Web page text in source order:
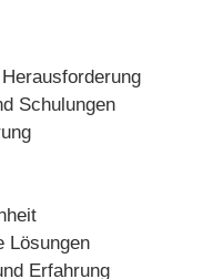
Schulungen
Lösungen
Erfahrung